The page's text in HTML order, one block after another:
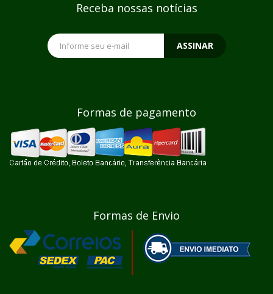
Receba nossas notícias
ASSINAR
Formas de pagamento
Formas de Envio